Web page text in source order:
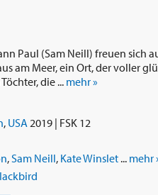
Paul (Sam Neill) freuen sich
am Meer, ein Ort, der voller
die ...mehr »
, USA 2019 | FSK 12
,Sam Neill, Kate Winslet... mehr